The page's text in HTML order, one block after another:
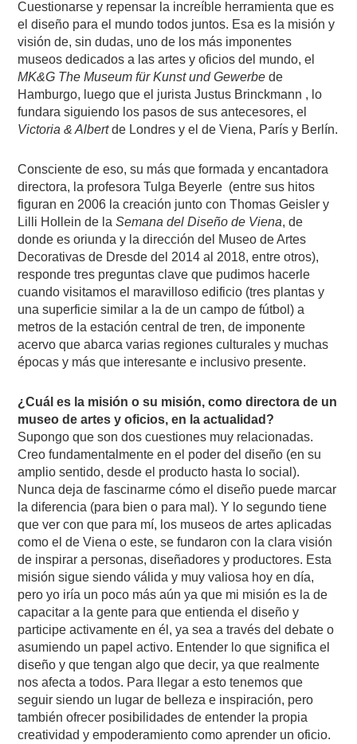
Cuestionarse y repensar la increíble herramienta que es
el diseño para el mundo todos juntos. Esa es la misión y
visión de, sin dudas, uno de los más imponentes
museos dedicados a las artes y oficios del mundo, el
MK&G The Museum für Kunst und Gewerbede
Hamburgo, luego que el jurista Justus Brinckmann , lo
fundara siguiendo los pasos de sus antecesores, el
Victoria & Albertde Londres y el de Viena, París y Berlín.
Consciente de eso, su más que formada y encantadora
directora, la profesora Tulga Beyerle (entre sus hitos
figuran en 2006 la creación junto con Thomas Geisler y
Lilli Hollein de laSemana del Diseño de Viena, de
donde es oriunda y la dirección del Museo de Artes
Decorativas de Dresde del 2014 al 2018, entre otros),
responde tres preguntas clave que pudimos hacerle
cuando visitamos el maravilloso edificio (tres plantas y
una superficie similar a la de un campo de fútbol) a
metros de la estación central de tren, de imponente
acervo que abarca varias regiones culturales y muchas
épocas y más que interesante e inclusivo presente.
¿Cuál es la misión o su misión, como directora de un
museo de artes y oficios, en la actualidad?
Supongo que son dos cuestiones muy relacionadas.
Creo fundamentalmente en el poder del diseño (en su
amplio sentido, desde el producto hasta lo social).
Nunca deja de fascinarme cómo el diseño puede marcar
la diferencia (para bien o para mal). Y lo segundo tiene
que ver con que para mí, los museos de artes aplicadas
como el de Viena o este, se fundaron con la clara visión
de inspirar a personas, diseñadores y productores. Esta
misión sigue siendo válida y muy valiosa hoy en día,
pero yo iría un poco más aún ya que mi misión es la de
capacitar a la gente para que entienda el diseño y
participe activamente en él, ya sea a través del debate o
asumiendo un papel activo. Entender lo que significa el
diseño y que tengan algo que decir, ya que realmente
nos afecta a todos. Para llegar a esto tenemos que
seguir siendo un lugar de belleza e inspiración, pero
también ofrecer posibilidades de entender la propia
creatividad y empoderamiento como aprender un oficio.